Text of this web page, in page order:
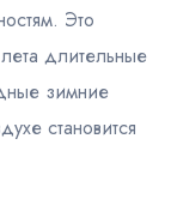
Это
длительные
зимние
становится